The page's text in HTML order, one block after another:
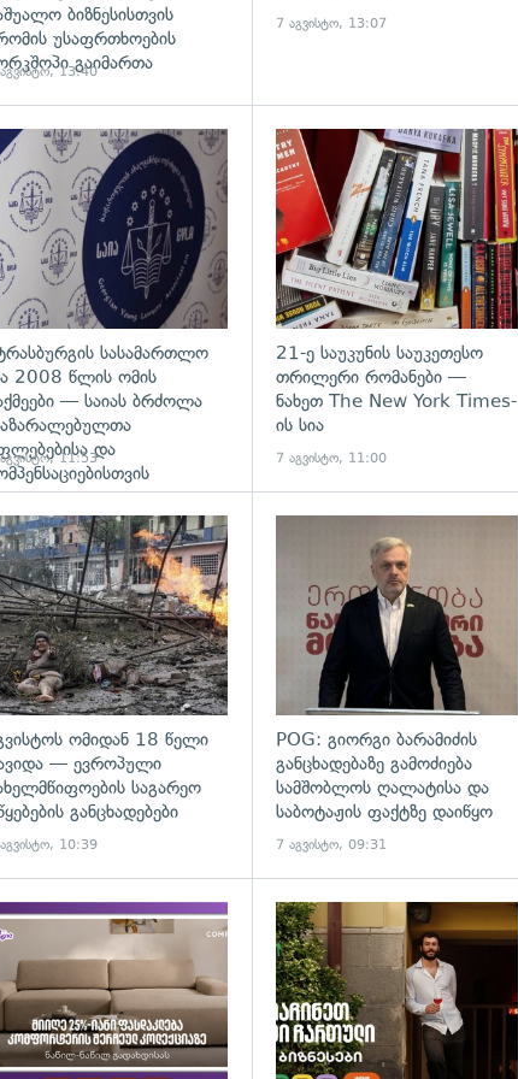
ბიზნესისთვის
უსაფრთხოების
გაიმართა
13:40
7 აგვისტო, 13:07
გადახედვა
სასამართლო
2008 წლის ომის
— საიას ბრძოლა
და
11:53
21-ე საუკუნის საუკეთესო
თრილერი რომანები —
ნახეთ The New York Times-
ის სია
7 აგვისტო, 11:00
ომიდან 18 წელი
— ევროპული
საგარეო
განცხადებები
10:39
POG: გიორგი ბარამიძის
განცხადებაზე გამოძიება
სამშობლოს ღალატისა და
საბოტაჟის ფაქტზე დაიწყო
7 აგვისტო, 09:31